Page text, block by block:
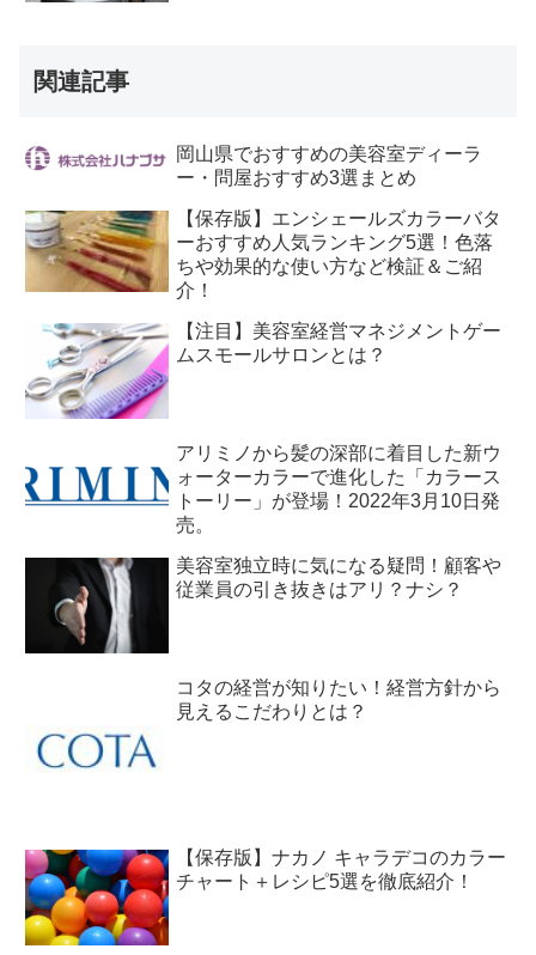
関連記事
岡山県でおすすめの美容室ディーラ
ー・問屋おすすめ3選まとめ
【保存版】エンシェールズカラーバタ
ーおすすめ人気ランキング5選！色落
ちや効果的な使い方など検証＆ご紹
介！
【注目】美容室経営マネジメントゲー
ムスモールサロンとは？
アリミノから髪の深部に着目した新ウ
ォーターカラーで進化した「カラース
トーリー」が登場！2022年3月10日発
売。
美容室独立時に気になる疑問！顧客や
従業員の引き抜きはアリ？ナシ？
コタの経営が知りたい！経営方針から
見えるこだわりとは？
【保存版】ナカノ キャラデコのカラー
チャート＋レシピ5選を徹底紹介！